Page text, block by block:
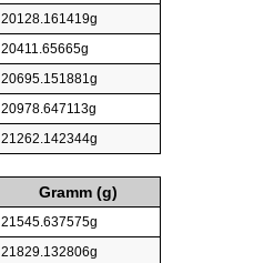
20128.161419g
20411.65665g
20695.151881g
20978.647113g
21262.142344g
Gramm (g)
21545.637575g
21829.132806g